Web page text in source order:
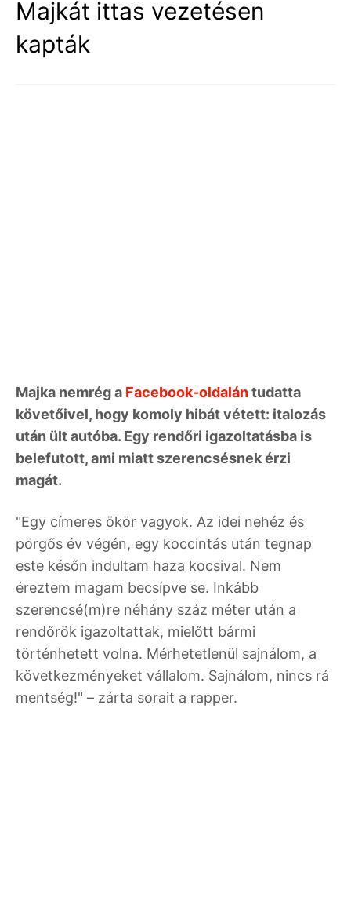
Majkát ittas vezetésen
kapták
Majka nemrég a Facebook-oldalántudatta
követőivel, hogy komoly hibát vétett: italozás
után ült autóba. Egy rendőri igazoltatásba is
belefutott, ami miatt szerencsésnek érzi
magát.
"Egy címeres ökör vagyok. Az idei nehéz és
pörgős év végén, egy koccintás után tegnap
este későn indultam haza kocsival. Nem
éreztem magam becsípve se. Inkább
szerencsé(m)re néhány száz méter után a
rendőrök igazoltattak, mielőtt bármi
történhetett volna. Mérhetetlenül sajnálom, a
következményeket vállalom. Sajnálom, nincs rá
mentség!" – zárta sorait a rapper.